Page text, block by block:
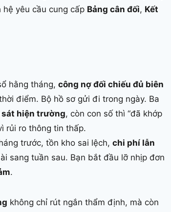
yêu cầu cung cấp Bảng cân đối, Kết
hằng tháng, công nợ đối chiếu đủ biên
điểm. Bộ hồ sơ gửi đi trong ngày. Ba
sát hiện trường, còn con số thì “đã khớp
rủi ro thông tin thấp.
trước, tồn kho sai lệch, chi phí lẫn
sang tuần sau. Bạn bắt đầu lỡ nhịp đơn
.
không chỉ rút ngắn thẩm định, mà còn